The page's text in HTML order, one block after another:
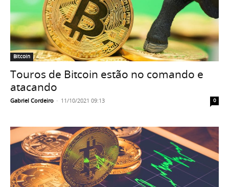
Bitcoin
Touros de Bitcoin estão no comando e
atacando
Gabriel Cordeiro - 11/10/2021 09:13 0